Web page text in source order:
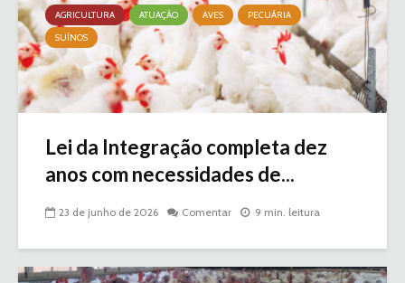
AGRICULTURA ATUAÇÃO AVES
PECUÁRIA
SUÍNOS
Lei da Integração completa dez
anos com necessidades de...
23 de junho de 2026 Comentar 9 min. leitura